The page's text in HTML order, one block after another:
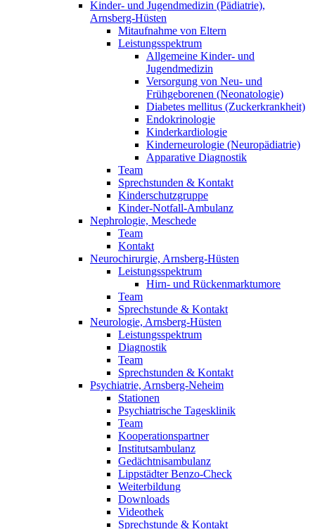
Kinder- und Jugendmedizin (Pädiatrie),
Arnsberg-Hüsten
Mitaufnahme von Eltern
Leistungsspektrum
Allgemeine Kinder- und
Jugendmedizin
Versorgung von Neu- und
Frühgeborenen (Neonatologie)
Diabetes mellitus (Zuckerkrankheit)
Endokrinologie
Kinderkardiologie
Kinderneurologie (Neuropädiatrie)
Apparative Diagnostik
Team
Sprechstunden & Kontakt
Kinderschutzgruppe
Kinder-Notfall-Ambulanz
Nephrologie, Meschede
Team
Kontakt
Neurochirurgie, Arnsberg-Hüsten
Leistungsspektrum
Hirn- und Rückenmarktumore
Team
Sprechstunde & Kontakt
Neurologie, Arnsberg-Hüsten
Leistungsspektrum
Diagnostik
Team
Sprechstunden & Kontakt
Psychiatrie, Arnsberg-Neheim
Stationen
Psychiatrische Tagesklinik
Team
Kooperationspartner
Institutsambulanz
Gedächtnisambulanz
Lippstädter Benzo-Check
Weiterbildung
Downloads
Videothek
Sprechstunde & Kontakt